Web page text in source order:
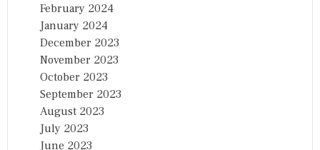
February 2024
January 2024
December 2023
November 2023
October 2023
September 2023
August 2023
July 2023
June 2023